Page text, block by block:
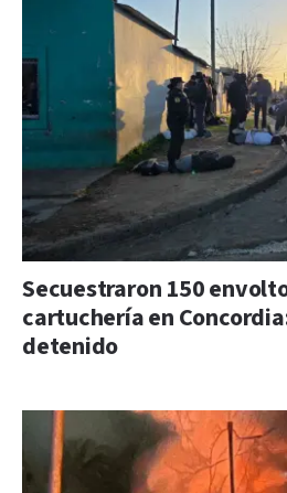
Secuestraron 150
cartuchería en
detenido